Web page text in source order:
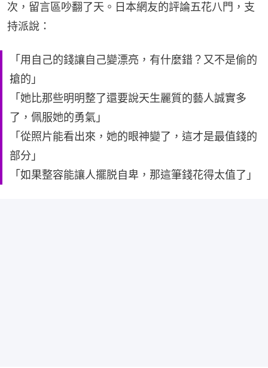
次，留言區吵翻了天。日本網友的評論五花八門，支
持派說：
「用自己的錢讓自己變漂亮，有什麼錯？又不是偷的
搶的」
「她比那些明明整了還要說天生麗質的藝人誠實多
了，佩服她的勇氣」
「從照片能看出來，她的眼神變了，這才是最值錢的
部分」
「如果整容能讓人擺脱自卑，那這筆錢花得太值了」